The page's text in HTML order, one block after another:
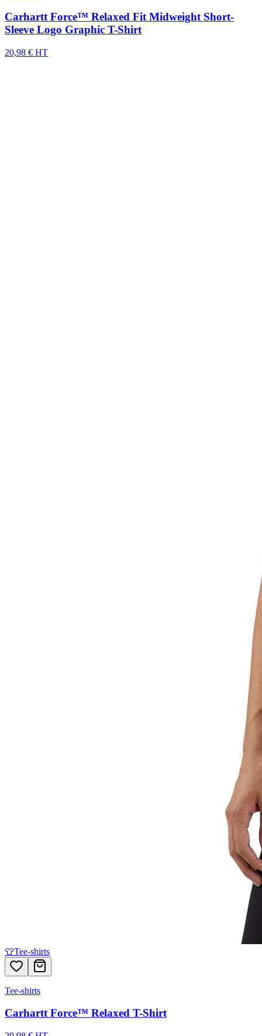
Carhartt Force™ Relaxed Fit Midweight Short-
Sleeve Logo Graphic T-Shirt
20,98 € HT
👕Tee-shirts
Tee-shirts
Carhartt Force™ Relaxed T-Shirt